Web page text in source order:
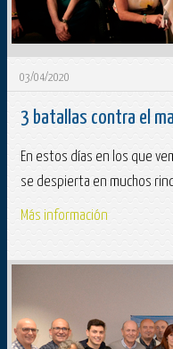
03/04/2020
3 batallas contra el
En estos días en los que
se despierta en muchos
Más información